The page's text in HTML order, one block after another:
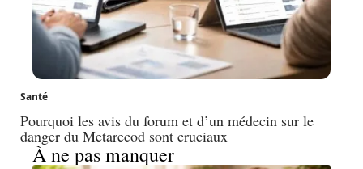
Santé
Pourquoi les avis du forum et d’un médecin sur le
danger du Metarecod sont cruciaux
À ne pas manquer